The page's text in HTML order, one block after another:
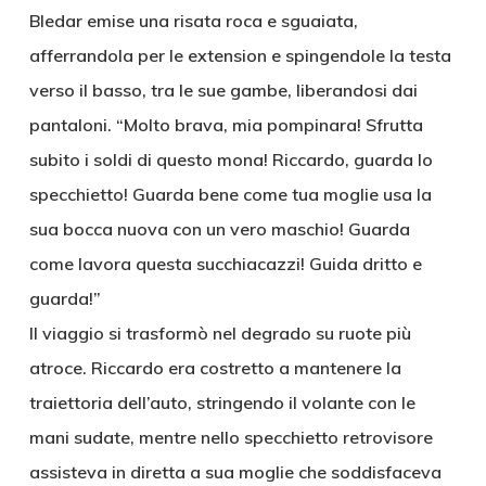
Bledar emise una risata roca e sguaiata,
afferrandola per le extension e spingendole la testa
verso il basso, tra le sue gambe, liberandosi dai
pantaloni. “Molto brava, mia pompinara! Sfrutta
subito i soldi di questo mona! Riccardo, guarda lo
specchietto! Guarda bene come tua moglie usa la
sua bocca nuova con un vero maschio! Guarda
come lavora questa succhiacazzi! Guida dritto e
guarda!”
Il viaggio si trasformò nel degrado su ruote più
atroce. Riccardo era costretto a mantenere la
traiettoria dell’auto, stringendo il volante con le
mani sudate, mentre nello specchietto retrovisore
assisteva in diretta a sua moglie che soddisfaceva